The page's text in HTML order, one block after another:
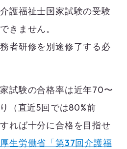
護福祉士国家試験の受験
きません。
者研修を別途修了する必
試験の合格率は近年70〜
（直近5回では80%前
れば十分に合格を目指せ
厚生労働省「第37回介護福